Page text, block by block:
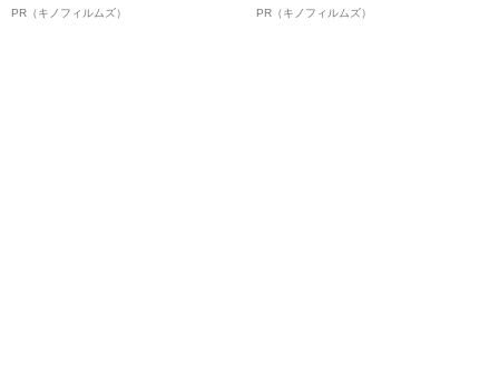
ルインタビュー“観客を魅了した
PR（キノフィルムズ）
ボ》
PR（キノフィルムズ）